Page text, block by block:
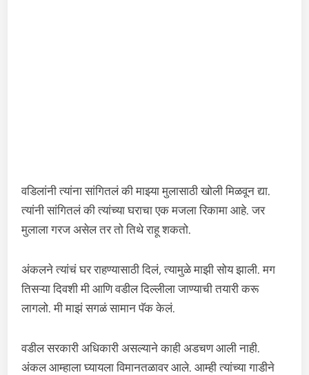
वडिलांनी त्यांना सांगितलं की माझ्या मुलासाठी खोली मिळवून द्या.
त्यांनी सांगितलं की त्यांच्या घराचा एक मजला रिकामा आहे. जर
मुलाला गरज असेल तर तो तिथे राहू शकतो.
अंकलने त्यांचं घर राहण्यासाठी दिलं, त्यामुळे माझी सोय झाली. मग
तिसऱ्या दिवशी मी आणि वडील दिल्लीला जाण्याची तयारी करू
लागलो. मी माझं सगळं सामान पॅक केलं.
वडील सरकारी अधिकारी असल्याने काही अडचण आली नाही.
अंकल आम्हाला घ्यायला विमानतळावर आले. आम्ही त्यांच्या गाडीने